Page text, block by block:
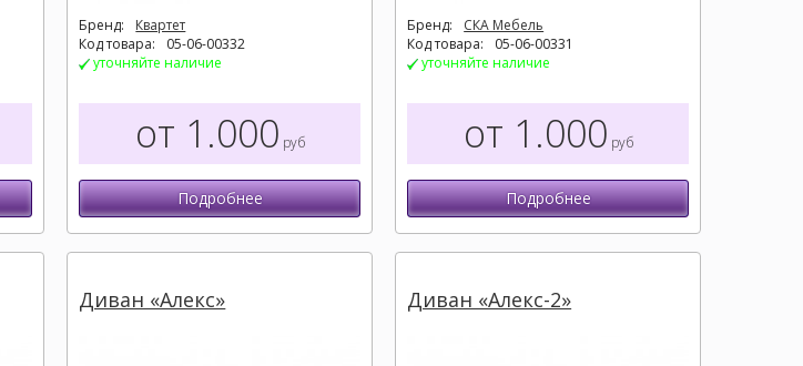
Бренд:
Квартет
Код товара:
05-06-00332
уточняйте наличие
от 1.000 руб
Подробнее
Бренд:
СКА Мебель
Код товара:
05-06-00331
уточняйте наличие
от 1.000 руб
Подробнее
Диван «Алекс» Диван «Алекс-2»